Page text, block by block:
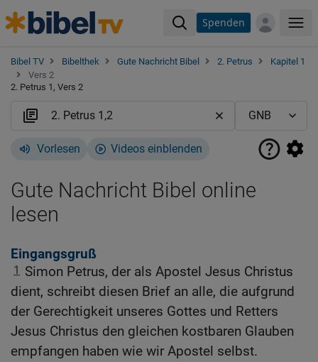
Spenden
Bibel TV Bibelthek Gute Nachricht Bibel 2. Petrus
Kapitel 1
Vers 2
2. Petrus 1, Vers 2
Vorlesen Videos einblenden
Gute Nachricht Bibel online
lesen
Eingangsgruß
1
Simon Petrus, der als Apostel Jesus Christus
dient, schreibt diesen Brief an alle, die aufgrund
der Gerechtigkeit unseres Gottes und Retters
Jesus Christus den gleichen kostbaren Glauben
empfangen haben wie wir Apostel selbst.